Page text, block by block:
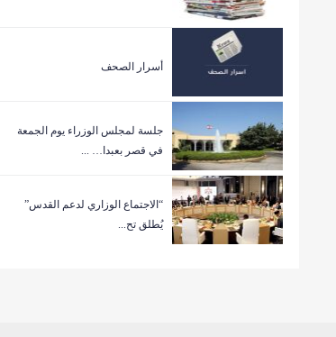
أسرار الصحف
جلسة لمجلس الوزراء يوم الجمعة
في قصر بعبدا… ...
“الاجتماع الوزاري لدعم القدس”
يُطلق تح...